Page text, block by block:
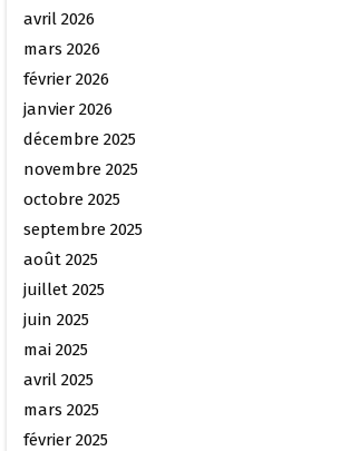
avril 2026
mars 2026
février 2026
janvier 2026
décembre 2025
novembre 2025
octobre 2025
septembre 2025
août 2025
juillet 2025
juin 2025
mai 2025
avril 2025
mars 2025
février 2025